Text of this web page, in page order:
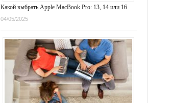
Какой выбрать Apple MacBook Pro: 13, 14 или 16
04/05/2025